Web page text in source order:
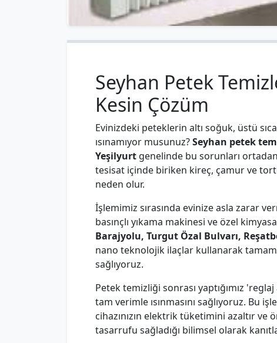
Seyhan Petek
Kesin Çözüm
Evinizdeki peteklerin altı soğuk, üstü
ısınamıyor musunuz?Seyhan petek
Yeşilyurt genelinde bu sorunları
tesisat içinde biriken kireç, çamur ve
neden olur.
İşlemimiz sırasında evinize asla zarar
basınçlı yıkama makinesi ve özel
Barajyolu, Turgut Özal Bulvarı,
nano teknolojik ilaçlar kullanarak
sağlıyoruz.
Petek temizliği sonrası yaptığımız
tam verimle ısınmasını sağlıyoruz. Bu
cihazınızın elektrik tüketimini azaltır ve
tasarrufu sağladığı bilimsel olarak